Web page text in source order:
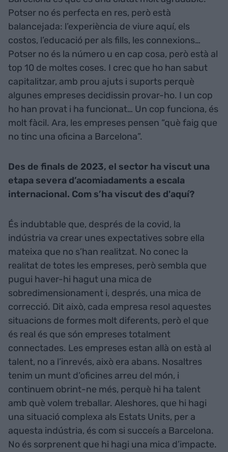
Potser no és perfecta en res, però està
balancejada: l’experiència de viure aquí, els
costos, l’educació per als fills, les connexions…
Potser no és la número u en cap cosa, però està al
top 10 de moltes coses. I crec que ho han sabut
capitalitzar, amb prou ajuts i suports perquè
algunes empreses decidissin provar-ho. I un cop
ho han provat i ha funcionat… Un cop funciona, és
molt fàcil. Ara, les empreses pensen “què faig que
no tinc una oficina a Barcelona”.
Des de finals de 2023, el sector ha viscut una
etapa severa d’acomiadaments a escala
internacional. Com s’ha viscut des d'aquí?
És indubtable que, després de la covid, la
indústria va crear unes expectatives sobre ella
mateixa que no s’han realitzat. No conec la
realitat de totes les empreses, però sembla que
pugui haver-hi hagut una mica de
sobredimensionament i, després, una mica de
correcció. Dit això, cada empresa resol aquestes
situacions de formes molt diferents, però el que
és real és que són empreses totalment
connectades. Les empreses estan allà on està al
talent, no a l’inrevés, això era abans. Nosaltres
tenim un munt d’oficines arreu del món, i
continuem obrint-ne més, perquè hi ha talent
amb què volem treballar. Aleshores, que hi hagi
una situació complexa als Estats Units, per a
aquesta indústria, és com si succeís a Barcelona.
No és sorprenent que hi hagi una mica d’impacte.